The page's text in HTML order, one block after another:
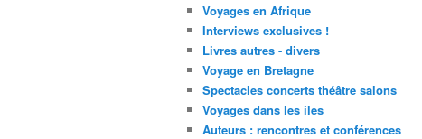
Voyages en Afrique
Interviews exclusives !
Livres autres - divers
Voyage en Bretagne
Spectacles concerts théâtre salons
Voyages dans les iles
Auteurs : rencontres et conférences